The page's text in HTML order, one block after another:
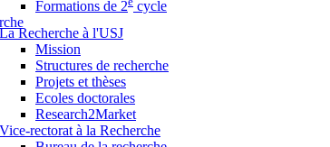
Formations de 2
cycle
La Recherche à l'USJ
Mission
Structures de recherche
Projets et thèses
Ecoles doctorales
Research2Market
Vice-rectorat à la Recherche